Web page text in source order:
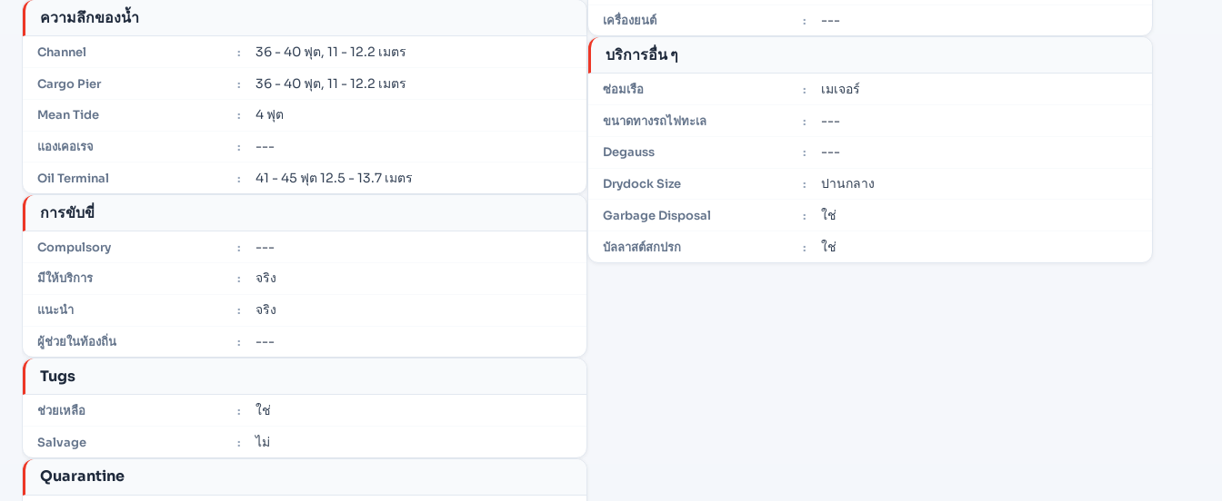
ความลึกของน้ำ
Channel : 36 - 40 ฟุต, 11 - 12.2 เมตร
Cargo Pier : 36 - 40 ฟุต, 11 - 12.2 เมตร
Mean Tide : 4 ฟุต
แองเคอเรจ : ---
Oil Terminal : 41 - 45 ฟุต 12.5 - 13.7 เมตร
การขับขี่
Compulsory : ---
มีให้บริการ : จริง
แนะนำ : จริง
ผู้ช่วยในท้องถิ่น : ---
Tugs
ช่วยเหลือ : ใช่
Salvage : ไม่
Quarantine
เครื่องยนต์ : ---
บริการอื่น ๆ
ซ่อมเรือ : เมเจอร์
ขนาดทางรถไฟทะเล : ---
Degauss : ---
Drydock Size : ปานกลาง
Garbage Disposal : ใช่
บัลลาสต์สกปรก : ใช่